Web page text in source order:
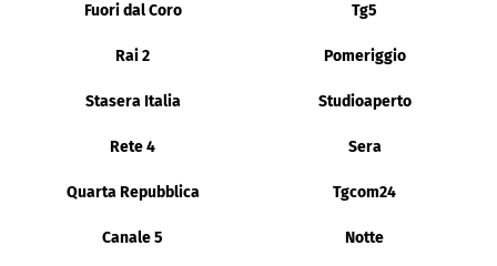
Fuori dal Coro Tg5
Rai 2 Pomeriggio
Stasera Italia Studioaperto
Rete 4 Sera
Quarta Repubblica Tgcom24
Canale 5 Notte